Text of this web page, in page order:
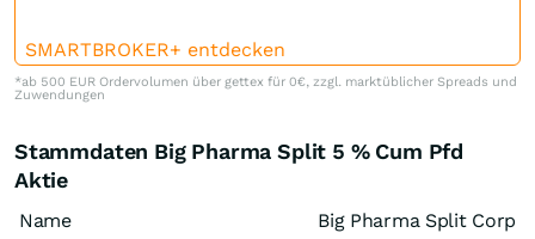
SMARTBROKER+ entdecken
*ab 500 EUR Ordervolumen über gettex für 0€, zzgl. marktüblicher Spreads und
Zuwendungen
Stammdaten Big Pharma Split 5 % Cum Pfd
Aktie
Name
Big Pharma Split Corp